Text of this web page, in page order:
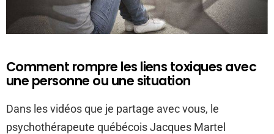
Comment rompre les liens toxiques avec
une personne ou une situation
Dans les vidéos que je partage avec vous, le
psychothérapeute québécois Jacques Martel